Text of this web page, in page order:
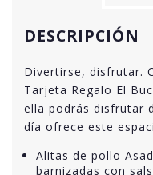
DESCRIPCIÓN
Divertirse, disfrutar.
Tarjeta Regalo El
ella podrás disfrutar
día ofrece este
Alitas de pollo
barnizadas con